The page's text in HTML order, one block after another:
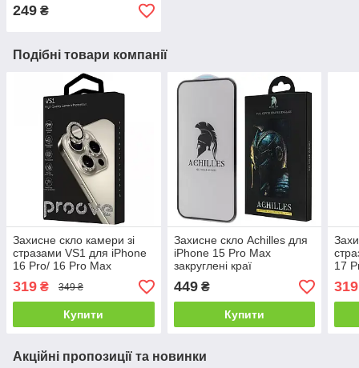
249 ₴
Подібні товари компанії
Захисне скло камери зі
стразами VS1 для iPhone
16 Pro/ 16 Pro Max
319 ₴ 349 ₴
Купити
Захисне скло Achilles для
iPhone 15 Pro Max
закруглені краї
449₴
Купити
17
319
Акційні пропозиції та новинки